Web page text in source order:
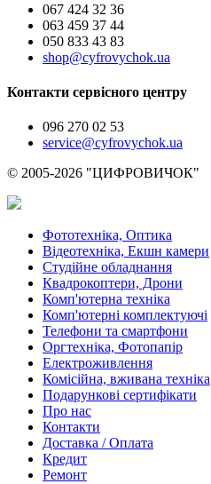
067 424 32 36
063 459 37 44
050 833 43 83
shop@cyfrovychok.ua
Контакти сервісного центру
096 270 02 53
service@cyfrovychok.ua
© 2005-2026 "ЦИФРОВИЧОК"
Фототехніка, Оптика
Відеотехніка, Екшн камери
Студійне обладнання
Квадрокоптери, Дрони
Комп'ютерна техніка
Комп'ютерні комплектуючі
Телефони та смартфони
Оргтехніка, Фотопапір
Електроживлення
Комісійна, вживана техніка
Подарункові сертифікати
Про нас
Контакти
Доставка / Оплата
Кредит
Ремонт